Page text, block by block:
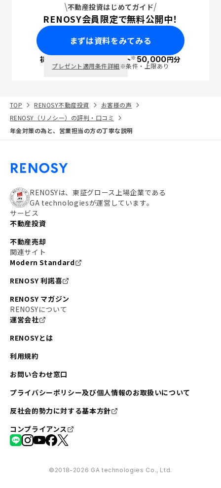
不動産投資はじめてガイド
RENOSY会員限定で無料公開中！
まずは資料をみてみる
初回面談で ポイント※50,000円分
プレゼント適用条件詳細※条件・上限あり
TOP RENOSY不動産投資
お客様の声
RENOSY（リノシー）の評判・口コミ
年金対策の為と、営業担当の方の丁寧な説明
RENOSYは、東証グロース上場企業である
GA technologiesが運営しています。
サービス
不動産投資
不動産売却
関連サイト
Modern Standard
RENOSY 利諾喜
RENOSY マガジン
RENOSYについて
運営会社
RENOSYとは
利用規約
お問い合わせ窓口
プライバシーポリシー及び個人情報のお取扱いについて
反社会的勢力に対する基本方針
コンプライアンス
©︎2018-2026 GA technologies Co., Ltd.